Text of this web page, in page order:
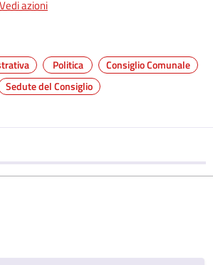
Vedi azioni
Politica
Consiglio Comunale
Sedute del Consiglio